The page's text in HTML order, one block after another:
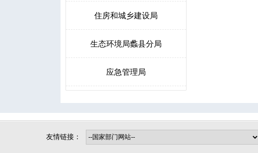
住房和城乡建设局
生态环境局蠡县分局
应急管理局
发展和改革局